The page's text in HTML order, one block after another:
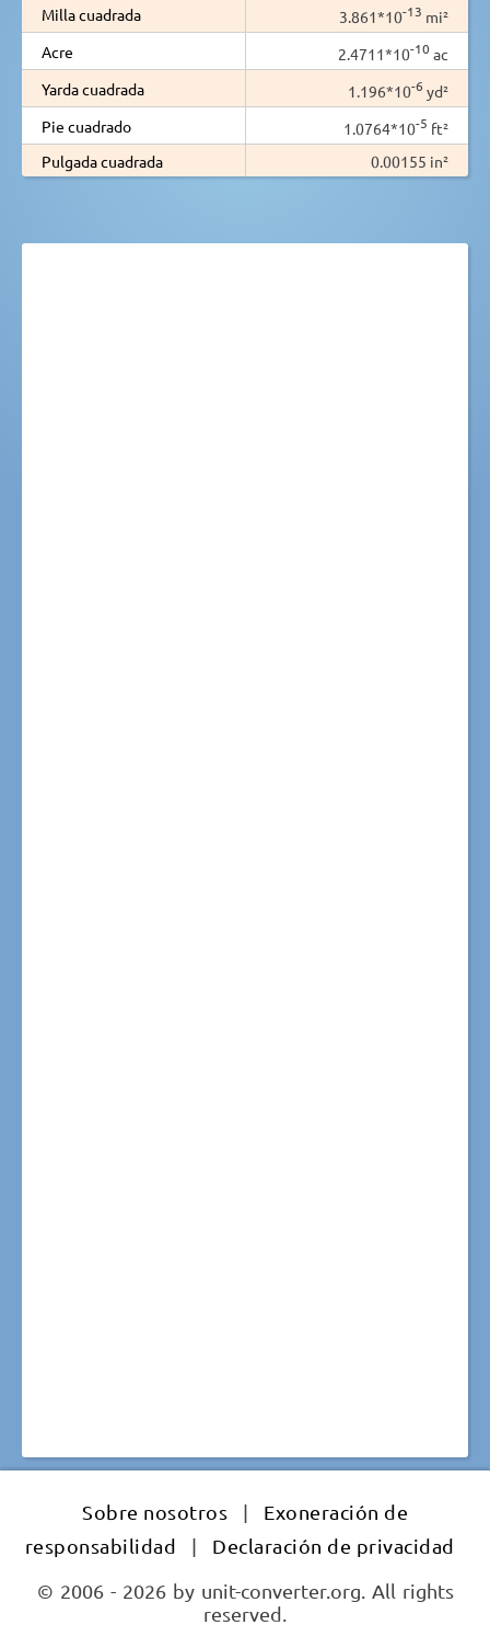
Milla cuadrada 3.861*10-13 mi²
Acre
2.4711*10-10 ac
Yarda cuadrada
1.196*10-6 yd²
Pie cuadrado
1.0764*10-5 ft²
Pulgada cuadrada
0.00155 in²
Sobre nosotros |
Exoneración de
responsabilidad
|
Declaración de privacidad
© 2006 - 2026 by unit-converter.org. All rights
reserved.